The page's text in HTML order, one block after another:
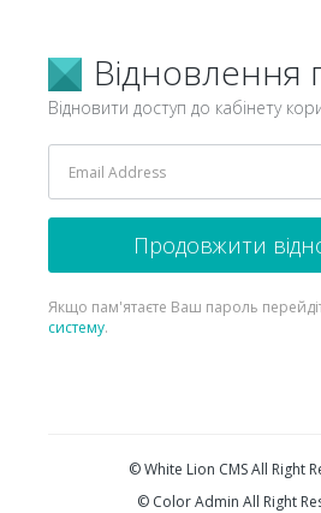
Відновлення
Відновити доступ до кабінету
Продовжити
Якщо пам'ятаєте Ваш пароль
систему.
© White Lion CMS All Right
© Color Admin All Right